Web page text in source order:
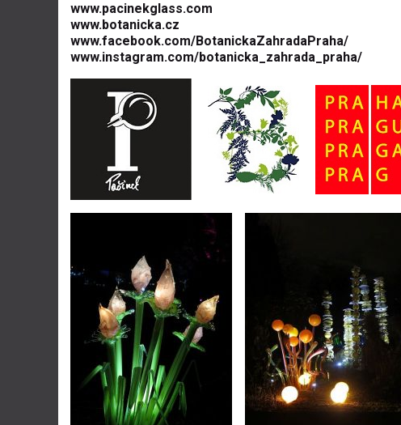
www.pacinekglass.com
www.botanicka.cz
www.facebook.com/BotanickaZahradaPraha/
www.instagram.com/botanicka_zahrada_praha/